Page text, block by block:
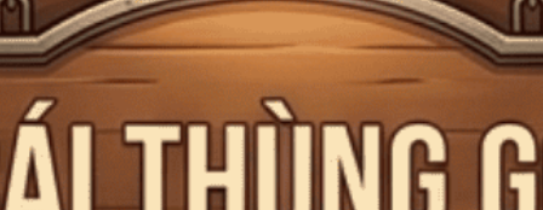
tác tinh tế. Mỗi sản phẩm củaTiệm rượu Cái Thùng Gỗkhông chỉ
đơn thuần là rượu, mà còn là một trải nghiệm cảm xúc, gợi nhớ đến
những khoảnh khắc đáng nhớ trong cuộc sống. Chúng tôi chú trọng
vào việc sử dụng các thành phần cao cấp, mang đến những hương vị
thanh lịch và quyến rũ, tạo nên những ly rượu đặc biệt cho những dịp
đặc biệt.